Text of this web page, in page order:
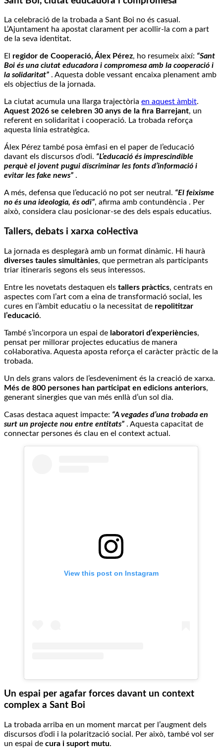
La celebració de la trobada a Sant Boi no és casual.
L’Ajuntament ha apostat clarament per acollir-la com a part
de la seva identitat.
El regidor de Cooperació, Álex Pérez, ho resumeix així: “Sant
Boi és una ciutat educadora i compromesa amb la cooperació i
la solidaritat” . Aquesta doble vessant encaixa plenament amb
els objectius de la jornada.
La ciutat acumula una llarga trajectòria en aquest àmbit.
Aquest 2026 se celebren 30 anys de la fira Barrejant, un
referent en solidaritat i cooperació. La trobada reforça
aquesta línia estratègica.
Álex Pérez també posa èmfasi en el paper de l’educació
davant els discursos d’odi. “L’educació és imprescindible
perquè el jovent pugui discriminar les fonts d’informació i
evitar les fake news” .
A més, defensa que l’educació no pot ser neutral. “El feixisme
no és una ideologia, és odi”, afirma amb contundència . Per
això, considera clau posicionar-se des dels espais educatius.
Tallers, debats i xarxa col·lectiva
La jornada es desplegarà amb un format dinàmic. Hi haurà
diverses taules simultànies, que permetran als participants
triar itineraris segons els seus interessos.
Entre les novetats destaquen els tallers pràctics, centrats en
aspectes com l’art com a eina de transformació social, les
cures en l’àmbit educatiu o la necessitat de repolititzar
l’educació.
També s’incorpora un espai de laboratori d’experiències,
pensat per millorar projectes educatius de manera
col·laborativa. Aquesta aposta reforça el caràcter pràctic de la
trobada.
Un dels grans valors de l’esdeveniment és la creació de xarxa.
Més de 800 persones han participat en edicions anteriors,
generant sinergies que van més enllà d’un sol dia.
Casas destaca aquest impacte: “A vegades d’una trobada en
surt un projecte nou entre entitats” . Aquesta capacitat de
connectar persones és clau en el context actual.
View this post on Instagram
Un espai per agafar forces davant un context
complex a Sant Boi
La trobada arriba en un moment marcat per l’augment dels
discursos d’odi i la polarització social. Per això, també vol ser
un espai de cura i suport mutu.